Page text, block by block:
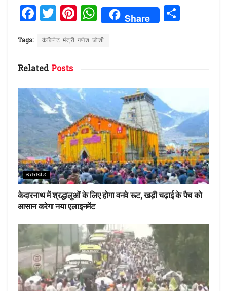
F
a
ce
b
o
o
k
T
w
it
te
r
Pi
n
te
W
h
at
p
p
Share
Tags: कैबिनेट मंत्री गणेश जोशी
RelatedPosts
उत्तराखंड
केदारनाथ में श्रद्धालुओं के लिए होगा वनवे रूट, खड़ी चढ़ाई के पैच को
आसान करेगा नया एलाइनमेंट